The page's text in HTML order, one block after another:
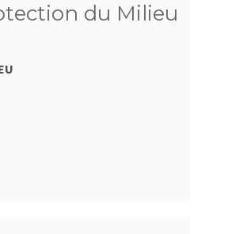
du Milieu